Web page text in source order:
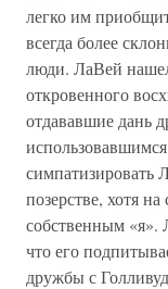
легко им
всегда более
люди. ЛаВей
откровенного
отдававшие дань
симпатизировать
позерстве, хотя
собственным «я».
что его
дружбы с